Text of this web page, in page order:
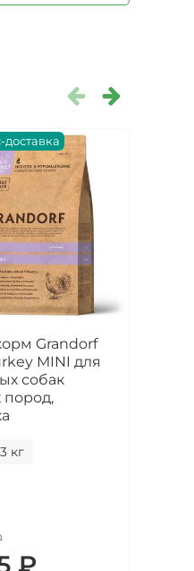
доставка
Grandorf
MINI для
собак
пород,
3 кг
₽